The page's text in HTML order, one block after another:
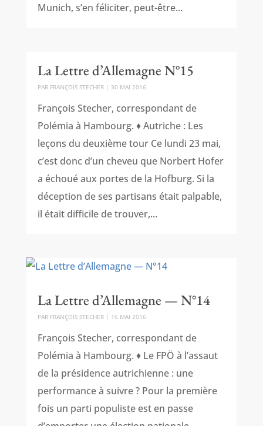
Munich, s’en féliciter, peut-être...
La Lettre d’Allemagne N°15
PAR FRANÇOIS STECHER| 30 MAI 2016
François Stecher, correspondant de
Polémia à Hambourg. ♦ Autriche : Les
leçons du deuxième tour Ce lundi 23 mai,
c’est donc d’un cheveu que Norbert Hofer
a échoué aux portes de la Hofburg. Si la
déception de ses partisans était palpable,
il était difficile de trouver,...
La Lettre d’Allemagne — N°14
PAR FRANÇOIS STECHER| 16 MAI 2016
François Stecher, correspondant de
Polémia à Hambourg. ♦ Le FPÖ à l’assaut
de la présidence autrichienne : une
performance à suivre ? Pour la première
fois un parti populiste est en passe